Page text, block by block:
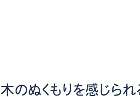
木のぬくもりを感じら